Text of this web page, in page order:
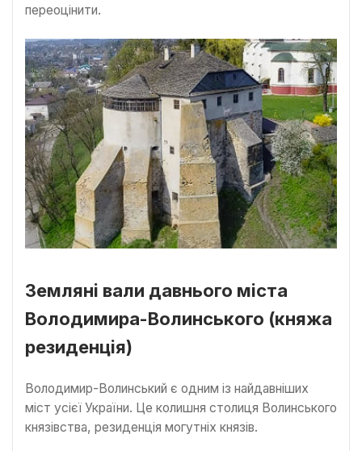
переоцінити.
Земляні вали давнього міста
Володимира-Волинського (княжа
резиденція)
Володимир-Волинський є одним із найдавніших
міст усієї України. Це колишня столиця Волинського
князівства, резиденція могутніх князів.